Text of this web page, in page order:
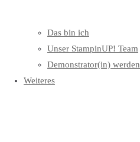
Das bin ich
Unser StampinUP! Team
Demonstrator(in) werden
Weiteres